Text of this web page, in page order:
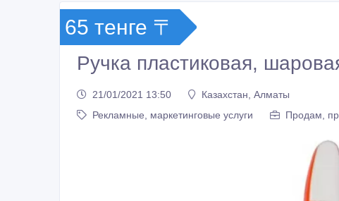
65 тенге 〒
Ручка пластиковая,
21/01/2021 13:50
Казахстан, Алматы
Рекламные, маркетинговые услуги
Продам,